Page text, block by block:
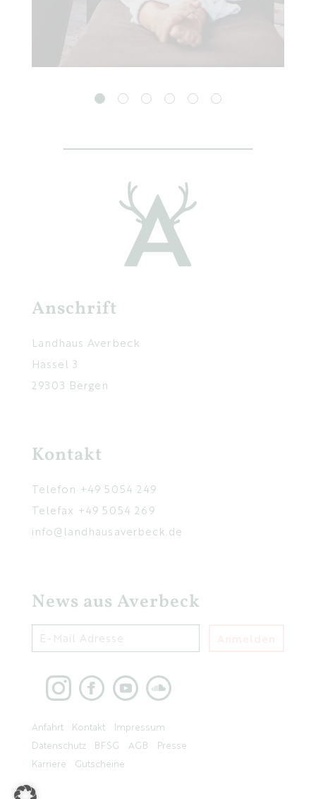
Anschrift
Landhaus Averbeck
Hassel 3
29303 Bergen
Kontakt
Telefon +49 5054 249
Telefax +49 5054 269
info@landhausaverbeck.de
News aus Averbeck
Anfahrt Kontakt
Impressum
Datenschutz
BFSG AGB
Presse
Karriere
Gutscheine